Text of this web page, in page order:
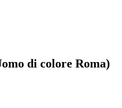
di colore Roma)